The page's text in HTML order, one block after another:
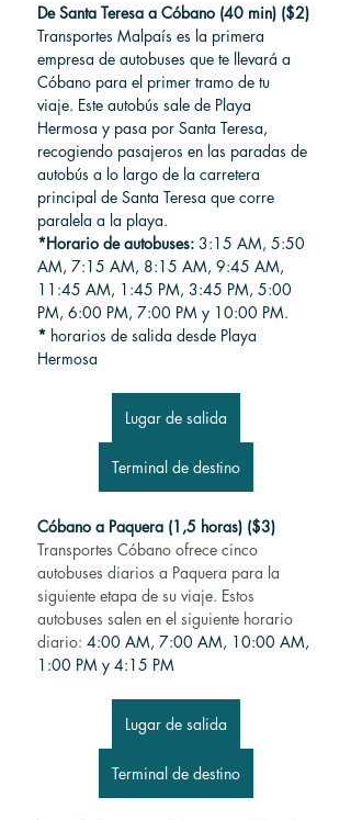
De Santa Teresa a Cóbano (40 min) ($2)
Transportes Malpaís es la primera
empresa de autobuses que te llevará a
Cóbano para el primer tramo de tu
viaje. Este autobús sale de Playa
Hermosa y pasa por Santa Teresa,
recogiendo pasajeros en las paradas de
autobús a lo largo de la carretera
principal de Santa Teresa que corre
paralela a la playa.
*Horario de autobuses: 3:15 AM, 5:50
AM, 7:15 AM, 8:15 AM, 9:45 AM,
11:45 AM, 1:45 PM, 3:45 PM, 5:00
PM, 6:00 PM, 7:00 PM y 10:00 PM.
* horarios de salida desde Playa
Hermosa
Lugar de salida
Terminal de destino
Cóbano a Paquera (1,5 horas) ($3)
Transportes Cóbano ofrece cinco
autobuses diarios a Paquera para la
siguiente etapa de su viaje. Estos
autobuses salen en el siguiente horario
diario: 4:00 AM, 7:00 AM, 10:00 AM,
1:00 PM y 4:15 PM
Lugar de salida
Terminal de destino